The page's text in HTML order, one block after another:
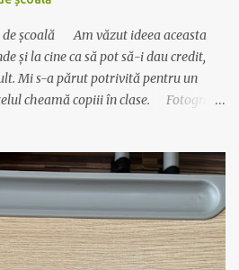
școală Am văzut ideea aceasta
și la cine ca să pot să-i dau credit,
Mi s-a părut potrivită pentru un
cheamă copiii în clase. Fotografia
bine se așază cele care au un singur
sau capsator. 😊Se printează pe
ies 2 clopoței. 😊Se îndoaie pe linia
(cu foaia îndoită). 😊Se leagă
de mânerul clopoțelului. Bomboana